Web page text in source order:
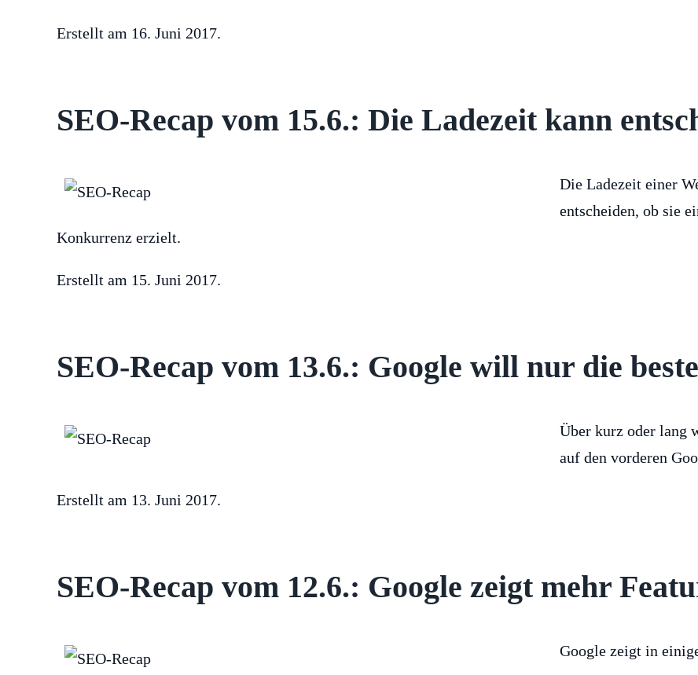
Erstellt am 16. Juni 2017.
SEO-Recap vom 15.6.: Die Ladezeit kann
Die Ladezeit einer
entscheiden, ob sie
Konkurrenz erzielt.
Erstellt am 15. Juni 2017.
SEO-Recap vom 13.6.: Google will nur die
Über kurz oder lang
auf den vorderen
Erstellt am 13. Juni 2017.
SEO-Recap vom 12.6.: Google zeigt mehr
Google zeigt in